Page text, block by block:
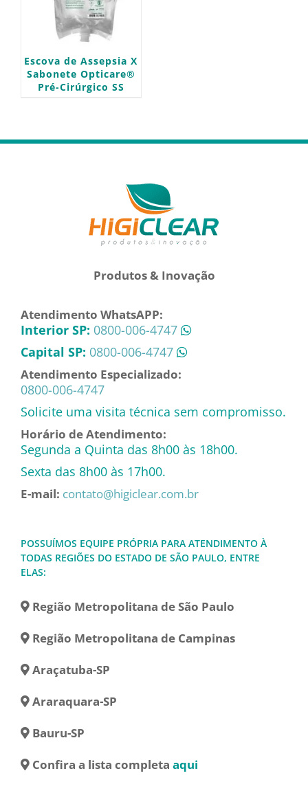
Escova de Assepsia X
Sabonete Opticare®
Pré-Cirúrgico SS
Produtos & Inovação
Atendimento WhatsAPP:
Interior SP: 0800-006-4747
Capital SP: 0800-006-4747
Atendimento Especializado:
0800-006-4747
Solicite uma visita técnica sem compromisso.
Horário de Atendimento:
Segunda a Quinta das 8h00 às 18h00.
Sexta das 8h00 às 17h00.
E-mail: contato@higiclear.com.br
POSSUÍMOS EQUIPE PRÓPRIA PARA ATENDIMENTO À
TODAS REGIÕES DO ESTADO DE SÃO PAULO, ENTRE
ELAS:
Região Metropolitana de São Paulo
Região Metropolitana de Campinas
Araçatuba-SP
Araraquara-SP
Bauru-SP
Confira a lista completa aqui